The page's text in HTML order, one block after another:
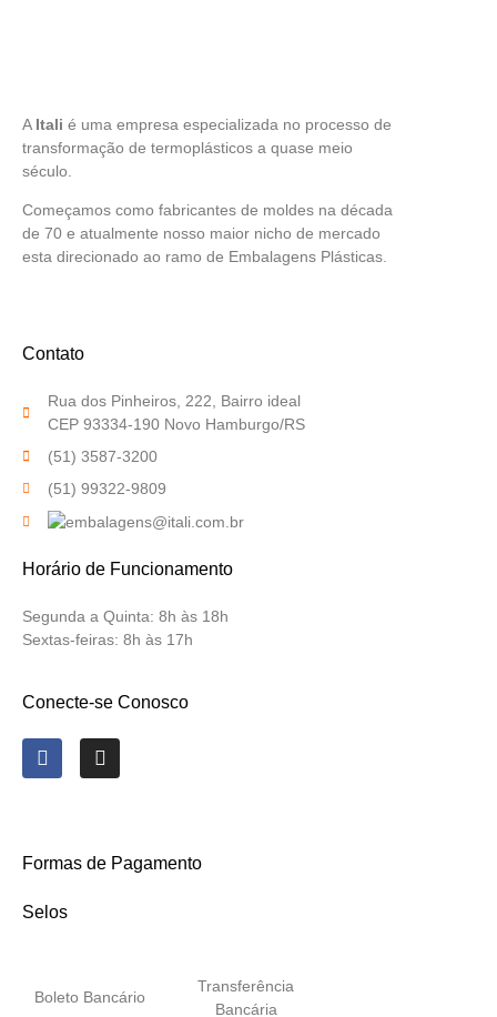
A Itali é uma empresa especializada no processo de
transformação de termoplásticos a quase meio
século.
Começamos como fabricantes de moldes na década
de 70 e atualmente nosso maior nicho de mercado
esta direcionado ao ramo de Embalagens Plásticas.
Contato
Rua dos Pinheiros, 222, Bairro ideal
CEP 93334-190 Novo Hamburgo/RS
(51) 3587-3200
(51) 99322-9809
Horário de Funcionamento
Segunda a Quinta: 8h às 18h
Sextas-feiras: 8h às 17h
Conecte-se Conosco
Formas de Pagamento
Selos
Boleto Bancário
Transferência
Bancária